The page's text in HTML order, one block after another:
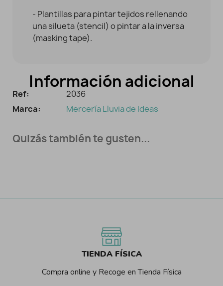
- Plantillas para pintar tejidos rellenando
una silueta (stencil) o pintar a la inversa
(masking tape).
Información adicional
Ref:
2036
Marca:
Mercería Lluvia de Ideas
Quizás también te gusten...
TIENDA FÍSICA
Compra online y Recoge en Tienda Física